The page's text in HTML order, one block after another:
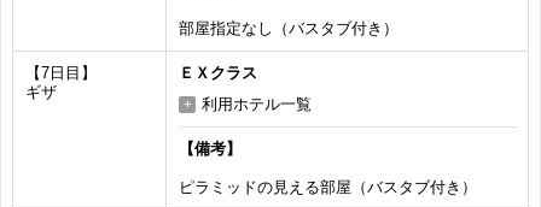
部屋指定なし（バスタブ付き）
【7日目】
ギザ
ＥＸクラス
利用ホテル一覧
【備考】
ピラミッドの見える部屋（バスタブ付き）